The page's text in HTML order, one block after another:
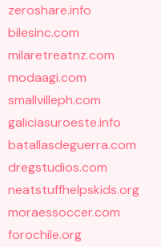
zeroshare.info
bilesinc.com
milaretreatnz.com
modaagi.com
smallvilleph.com
galiciasuroeste.info
batallasdeguerra.com
dregstudios.com
neatstuffhelpskids.org
moraessoccer.com
forochile.org